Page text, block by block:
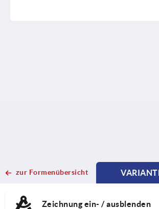
zur Formenübersicht
Zeichnung ein- / ausblenden